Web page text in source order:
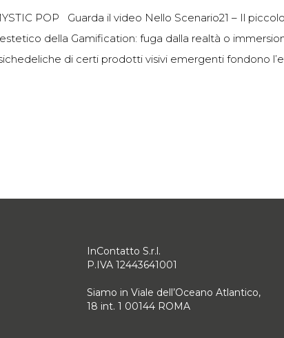
POP Guarda il video Nello Scenario21 – Il piccolo
della Gamification: fuga dalla realtà o
di certi prodotti visivi emergenti fondono
InContatto S.r.l.
P.IVA 12443641001
Siamo in Viale dell’Oceano Atlantico,
18 int. 1 00144 ROMA